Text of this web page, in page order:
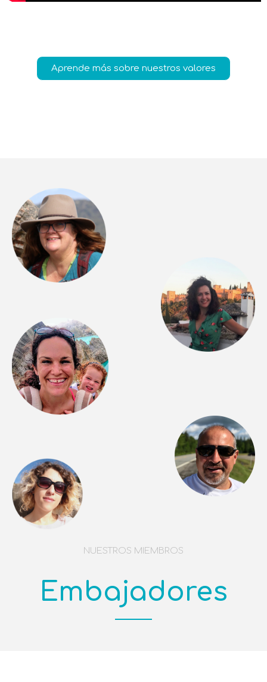
Aprende más sobre nuestros valores
NUESTROS MIEMBROS
Embajadores